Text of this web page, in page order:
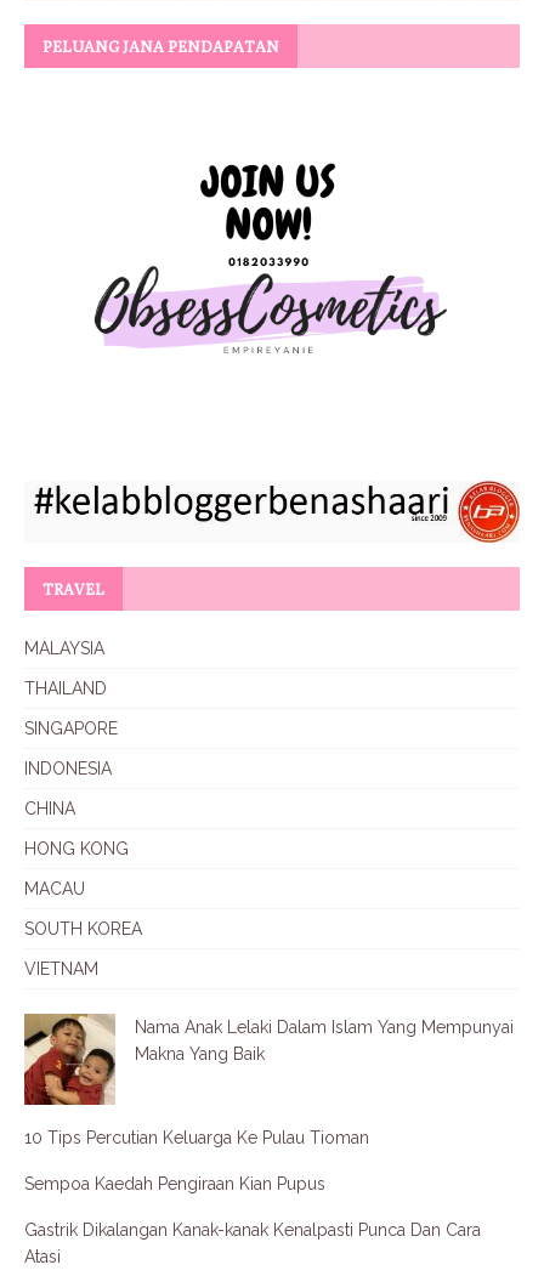
PELUANG JANA PENDAPATAN
TRAVEL
MALAYSIA
THAILAND
SINGAPORE
INDONESIA
CHINA
HONG KONG
MACAU
SOUTH KOREA
VIETNAM
Nama Anak Lelaki Dalam Islam Yang Mempunyai
Makna Yang Baik
10 Tips Percutian Keluarga Ke Pulau Tioman
Sempoa Kaedah Pengiraan Kian Pupus
Gastrik Dikalangan Kanak-kanak Kenalpasti Punca Dan Cara
Atasi